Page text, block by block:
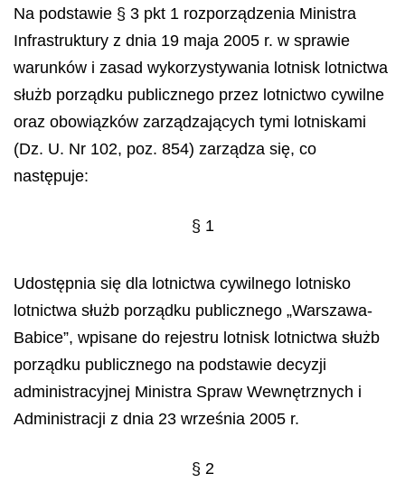
Na podstawie § 3 pkt 1 rozporządzenia Ministra
Infrastruktury z dnia 19 maja 2005 r. w sprawie
warunków i zasad wykorzystywania lotnisk lotnictwa
służb porządku publicznego przez lotnictwo cywilne
oraz obowiązków zarządzających tymi lotniskami
(Dz. U. Nr 102, poz. 854) zarządza się, co
następuje:
§ 1
Udostępnia się dla lotnictwa cywilnego lotnisko
lotnictwa służb porządku publicznego „Warszawa-
Babice”, wpisane do rejestru lotnisk lotnictwa służb
porządku publicznego na podstawie decyzji
administracyjnej Ministra Spraw Wewnętrznych i
Administracji z dnia 23 września 2005 r.
§ 2